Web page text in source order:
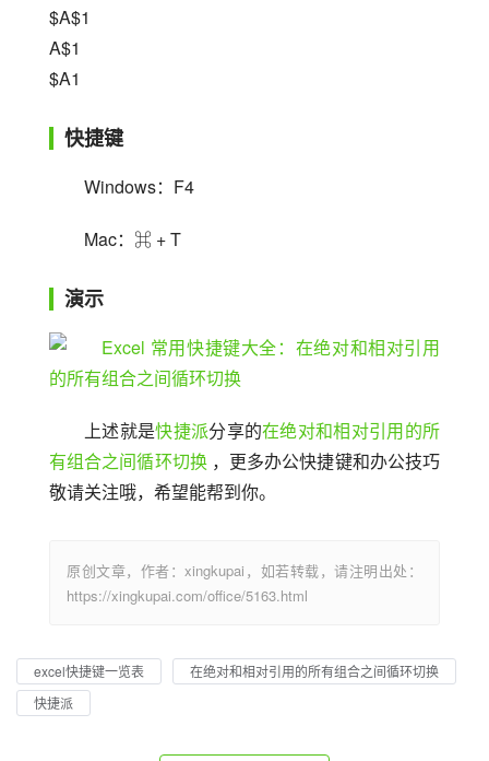
$A$1
A$1
$A1
快捷键
Windows：F4
Mac：⌘ + T
演示
上述就是快捷派分享的在绝对和相对引用的所
有组合之间循环切换 ，更多办公快捷键和办公技巧
敬请关注哦，希望能帮到你。
原创文章，作者：xingkupai，如若转载，请注明出处：
https://xingkupai.com/office/5163.html
excel快捷键一览表
在绝对和相对引用的所有组合之间循环切换
快捷派